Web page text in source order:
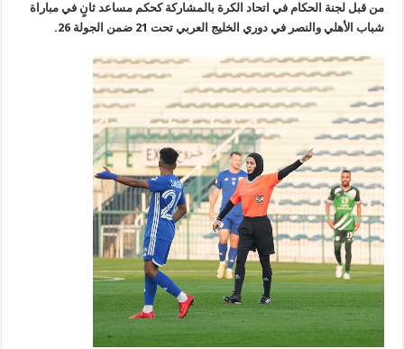
من قبل لجنة الحكام في اتحاد الكرة بالمشاركة كحكم مساعد ثانٍ في مباراة
شباب الأهلي والنصر في دوري الخليج العربي تحت 21 ضمن الجولة 26.